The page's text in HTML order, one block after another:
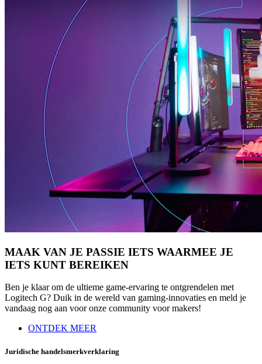
MAAK VAN JE PASSIE IETS WAARMEE JE
IETS KUNT BEREIKEN
Ben je klaar om de ultieme game-ervaring te ontgrendelen met
Logitech G? Duik in de wereld van gaming-innovaties en meld je
vandaag nog aan voor onze community voor makers!
ONTDEK MEER
Juridische handelsmerkverklaring